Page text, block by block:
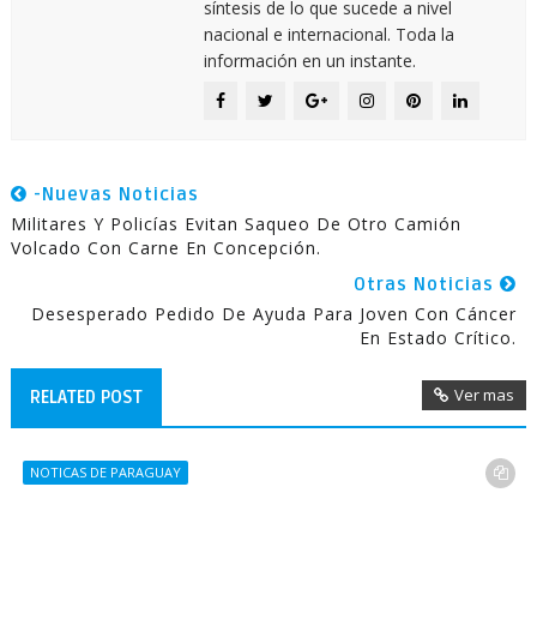
síntesis de lo que sucede a nivel
nacional e internacional. Toda la
información en un instante.
-Nuevas Noticias
Militares Y Policías Evitan Saqueo De Otro Camión
Volcado Con Carne En Concepción.
Otras Noticias
Desesperado Pedido De Ayuda Para Joven Con Cáncer
En Estado Crítico.
RELATED POST Ver mas
NOTICAS DE PARAGUAY